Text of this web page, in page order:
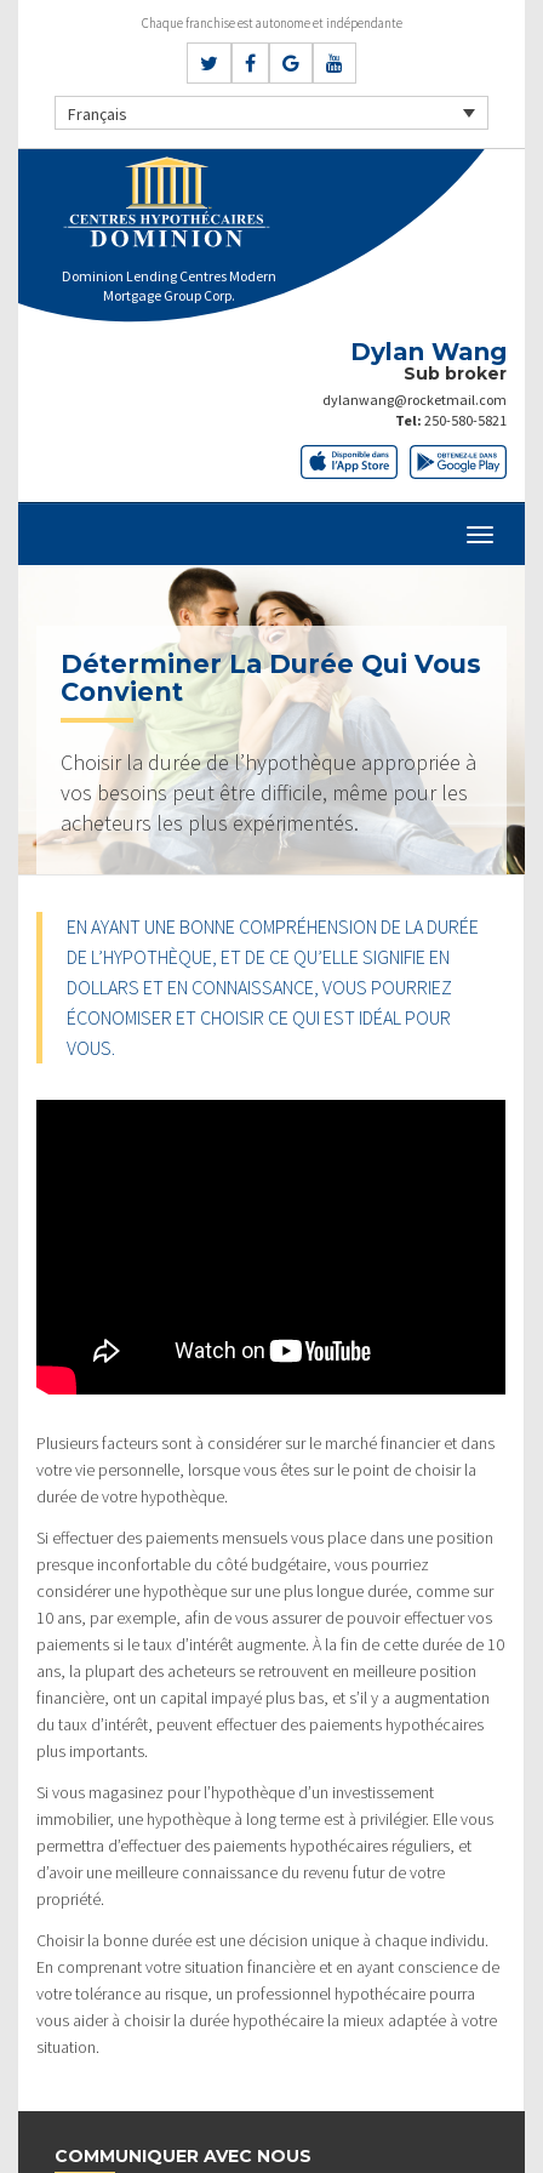
Chaque franchise est autonome et indépendante
Français
Dominion Lending Centres Modern
Mortgage Group Corp.
Dylan Wang
Sub broker
dylanwang@rocketmail.com
Tel: 250-580-5821
Déterminer La Durée Qui Vous
Convient
Choisir la durée de l’hypothèque appropriée à
vos besoins peut être difficile, même pour les
acheteurs les plus expérimentés.
EN AYANT UNE BONNE COMPRÉHENSION DE LA DURÉE
DE L’HYPOTHÈQUE, ET DE CE QU’ELLE SIGNIFIE EN
DOLLARS ET EN CONNAISSANCE, VOUS POURRIEZ
ÉCONOMISER ET CHOISIR CE QUI EST IDÉAL POUR
VOUS.
Plusieurs facteurs sont à considérer sur le marché financier et dans
votre vie personnelle, lorsque vous êtes sur le point de choisir la
durée de votre hypothèque.
Si effectuer des paiements mensuels vous place dans une position
presque inconfortable du côté budgétaire, vous pourriez
considérer une hypothèque sur une plus longue durée, comme sur
10 ans, par exemple, afin de vous assurer de pouvoir effectuer vos
paiements si le taux d’intérêt augmente. À la fin de cette durée de 10
ans, la plupart des acheteurs se retrouvent en meilleure position
financière, ont un capital impayé plus bas, et s’il y a augmentation
du taux d’intérêt, peuvent effectuer des paiements hypothécaires
plus importants.
Si vous magasinez pour l’hypothèque d’un investissement
immobilier, une hypothèque à long terme est à privilégier. Elle vous
permettra d’effectuer des paiements hypothécaires réguliers, et
d’avoir une meilleure connaissance du revenu futur de votre
propriété.
Choisir la bonne durée est une décision unique à chaque individu.
En comprenant votre situation financière et en ayant conscience de
votre tolérance au risque, un professionnel hypothécaire pourra
vous aider à choisir la durée hypothécaire la mieux adaptée à votre
situation.
COMMUNIQUER AVEC NOUS